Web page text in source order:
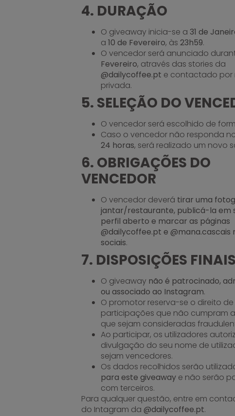
4. DURAÇÃO
O giveaway inicia-se a 31 de
a 10 de Fevereiro, às 23h59.
O vencedor será anunciado
Fevereiro, através das stories da
@dailycoffee.pt e contactado por
privada.
5. SELEÇÃO DO
O vencedor será escolhido de
Caso o vencedor não responda
24 horas, será realizado um novo
6. OBRIGAÇÕES DO
VENCEDOR
O vencedor deverá tirar uma
jantar/restaurante, publicá-la em
perfil aberto e marcar as páginas
@dailycoffee.pt e @mana.cascais
sociais.
7. DISPOSIÇÕES FINAIS
O giveaway não é patrocinado,
ou associado ao Instagram.
O promotor reserva-se o direito de
participações que não cumpram
que sejam consideradas
Ao participar, os utilizadores
divulgação do seu nome de
sejam vencedores.
Os dados recolhidos serão
para este giveawaye não serão
com terceiros.
Para qualquer questão, entre em
do Intagram da @dailycoffee.pt.